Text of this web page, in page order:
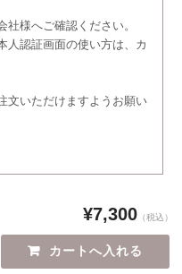
様へご確認ください。
認証画面の使い方は、カ
文いただけますようお願い
¥7,300 （税込）